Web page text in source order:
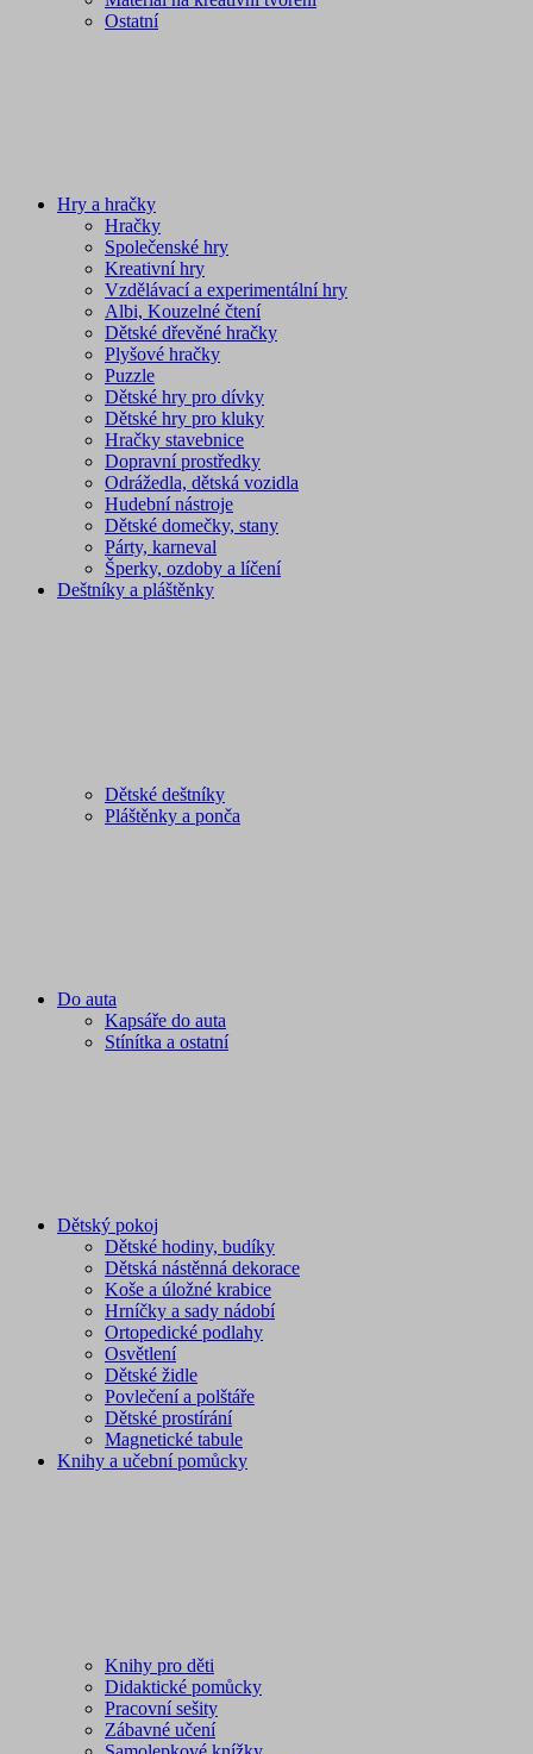
Ostatní
Hry a hračky
Hračky
Společenské hry
Kreativní hry
Vzdělávací a experimentální hry
Albi, Kouzelné čtení
Dětské dřevěné hračky
Plyšové hračky
Puzzle
Dětské hry pro dívky
Dětské hry pro kluky
Hračky stavebnice
Dopravní prostředky
Odrážedla, dětská vozidla
Hudební nástroje
Dětské domečky, stany
Párty, karneval
Šperky, ozdoby a líčení
Deštníky a pláštěnky
Dětské deštníky
Pláštěnky a ponča
Do auta
Kapsáře do auta
Stínítka a ostatní
Dětský pokoj
Dětské hodiny, budíky
Dětská nástěnná dekorace
Koše a úložné krabice
Hrníčky a sady nádobí
Ortopedické podlahy
Osvětlení
Dětské židle
Povlečení a polštáře
Dětské prostírání
Magnetické tabule
Knihy a učební pomůcky
Knihy pro děti
Didaktické pomůcky
Pracovní sešity
Zábavné učení